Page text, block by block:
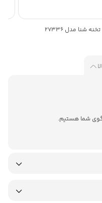
through
تخنه شنا مدل 27336